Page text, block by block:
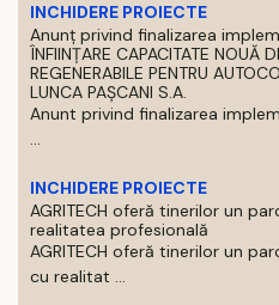
INCHIDERE PROIECTE
Anunț privind finalizarea
ÎNFIINȚARE CAPACITATE NOUĂ
REGENERABILE PENTRU
LUNCA PAȘCANI S.A.
Anunt privind finalizarea
...
INCHIDERE PROIECTE
AGRITECH oferă tinerilor un
realitatea profesională
AGRITECH oferă tinerilor un
cu realitat ...